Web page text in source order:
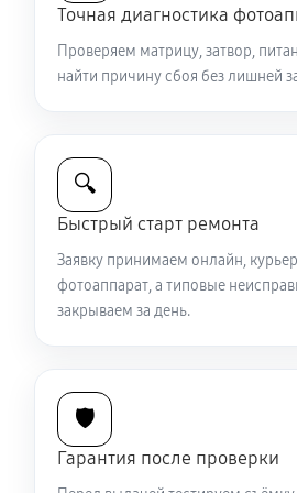
1530 руб 60
Комплексная чистка
Программный ремонт
Точная диагностика
Проверяем матрицу, затвор,
найти причину сбоя без лишней
🔍
Быстрый старт ремонта
Заявку принимаем онлайн,
фотоаппарат, а типовые
закрываем за день.
🛡️
Гарантия после проверки